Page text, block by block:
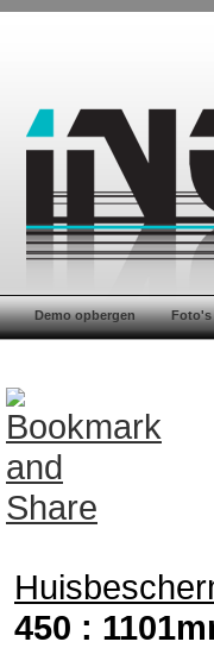
Demo opbergen Foto's
450 :